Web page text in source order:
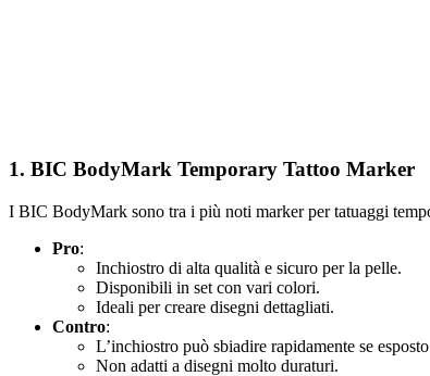
1. BIC BodyMark Temporary Tattoo Marker
I BIC BodyMark sono tra i più noti marker per tatuaggi
Pro:
Inchiostro di alta qualità e sicuro per la pelle.
Disponibili in set con vari colori.
Ideali per creare disegni dettagliati.
Contro:
L’inchiostro può sbiadire rapidamente se
Non adatti a disegni molto duraturi.